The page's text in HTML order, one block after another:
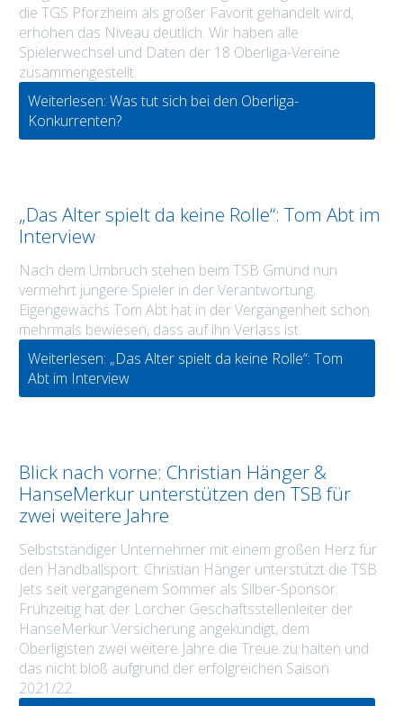
die TGS Pforzheim als großer Favorit gehandelt wird,
erhöhen das Niveau deutlich. Wir haben alle
Spielerwechsel und Daten der 18 Oberliga-Vereine
zusammengestellt.
Weiterlesen: Was tut sich bei den Oberliga-
Konkurrenten?
„Das Alter spielt da keine Rolle“: Tom Abt im
Interview
Nach dem Umbruch stehen beim TSB Gmünd nun
vermehrt jüngere Spieler in der Verantwortung.
Eigengewächs Tom Abt hat in der Vergangenheit schon
mehrmals bewiesen, dass auf ihn Verlass ist.
Weiterlesen: „Das Alter spielt da keine Rolle“: Tom
Abt im Interview
Blick nach vorne: Christian Hänger &
HanseMerkur unterstützen den TSB für
zwei weitere Jahre
Selbstständiger Unternehmer mit einem großen Herz für
den Handballsport: Christian Hänger unterstützt die TSB
Jets seit vergangenem Sommer als Silber-Sponsor.
Frühzeitig hat der Lorcher Geschäftsstellenleiter der
HanseMerkur Versicherung angekündigt, dem
Oberligisten zwei weitere Jahre die Treue zu halten und
das nicht bloß aufgrund der erfolgreichen Saison
2021/22.